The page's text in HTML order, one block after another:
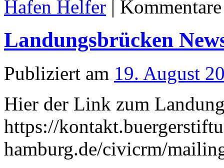
Hafen Helfer |
Landungsbrücken
Publiziert am 19. August
Hier der Link zum
https://
hamburg.de/civicrm/